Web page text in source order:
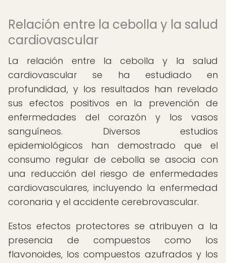
Relación entre la cebolla y la salud
cardiovascular
La relación entre la cebolla y la salud
cardiovascular se ha estudiado en
profundidad, y los resultados han revelado
sus efectos positivos en la prevención de
enfermedades del corazón y los vasos
sanguíneos. Diversos estudios
epidemiológicos han demostrado que el
consumo regular de cebolla se asocia con
una reducción del riesgo de enfermedades
cardiovasculares, incluyendo la enfermedad
coronaria y el accidente cerebrovascular.
Estos efectos protectores se atribuyen a la
presencia de compuestos como los
flavonoides, los compuestos azufrados y los